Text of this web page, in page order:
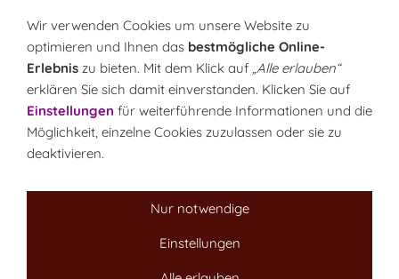
...Facebook
...Twitter
Monatsrätsel
Rätseln & Gewinnen!
LINK-Hinweis
Wir verwenden Cookies um unsere Website zu
optimieren und Ihnen das bestmögliche Online-
Erlebnis zu bieten. Mit dem Klick auf „Alle erlauben“
erklären Sie sich damit einverstanden. Klicken Sie auf
Einstellungen für weiterführende Informationen und die
Möglichkeit, einzelne Cookies zuzulassen oder sie zu
deaktivieren.
Nur notwendige
Einstellungen